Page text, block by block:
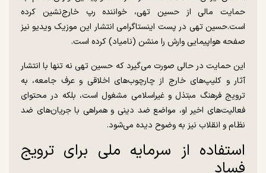
حمایت مالی از حسین تهی، خواننده رپ خارج‌نشین کرده
است.حسین تهی در پست اینستاگرامی انتشار این موزیک ویدیو نیز
صفحه هواپیمایی وارش را منشن (نامیاد) کرده است.
این حمایت در حالی صورت می‌گیرد که حسین تهی نه تنها با انتشار
آثار و کلیپ‌های خارج از چارچوب‌های اخلاقی و عرف جامعه، به
ترویج فرهنگ مبتذل و غیراسلامی مشغول است، بلکه در محتوای
فعالیت‌های اخیر او، مواضع ضد دینی و همراهی با جریان‌های ضد
نظام و انقلاب نیز به وضوح دیده می‌شود.
استفاده از سرمایه ملی برای ترویج